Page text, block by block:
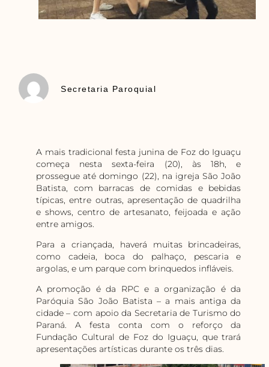
Secretaria Paroquial
A mais tradicional festa junina de Foz do Iguaçu
começa nesta sexta-feira (20), às 18h, e
prossegue até domingo (22), na igreja São João
Batista, com barracas de comidas e bebidas
típicas, entre outras, apresentação de quadrilha
e shows, centro de artesanato, feijoada e ação
entre amigos.
Para a criançada, haverá muitas brincadeiras,
como cadeia, boca do palhaço, pescaria e
argolas, e um parque com brinquedos infláveis.
A promoção é da RPC e a organização é da
Paróquia São João Batista – a mais antiga da
cidade – com apoio da Secretaria de Turismo do
Paraná. A festa conta com o reforço da
Fundação Cultural de Foz do Iguaçu, que trará
apresentações artísticas durante os três dias.